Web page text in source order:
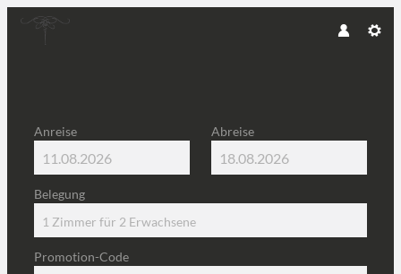
Anreise Abreise
Belegung
1 Zimmer für 2 Erwachsene
Promotion-Code